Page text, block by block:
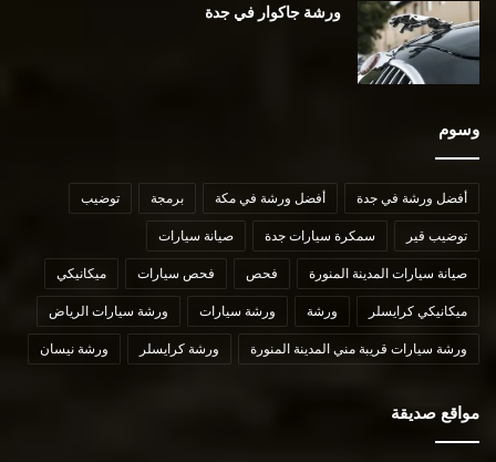
ورشة جاكوار في جدة
وسوم
أفضل ورشة في جدة أفضل ورشة في مكة برمجة توضيب
توضيب قير سمكرة سيارات جدة صيانة سيارات
صيانة سيارات المدينة المنورة فحص فحص سيارات ميكانيكي
ميكانيكي كرايسلر ورشة ورشة سيارات ورشة سيارات الرياض
ورشة سيارات قريبة مني المدينة المنورة ورشة كرايسلر ورشة نيسان
مواقع صديقة